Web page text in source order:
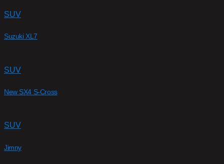
SUV
Suzuki XL7
SUV
New SX4 S-Cross
SUV
Jimny